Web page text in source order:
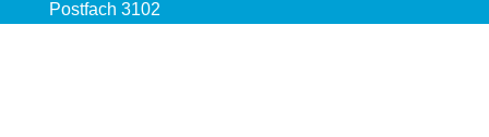
Postfach 3102